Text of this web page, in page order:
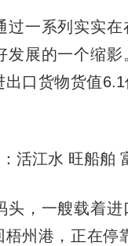
一系列实实在
发展的一个缩
出口货物货值
江水 旺船舶
，一艘载着进
州港，正在停